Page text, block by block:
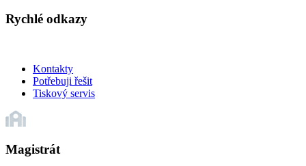
Rychlé odkazy
Kontakty
Potřebuji řešit
Tiskový servis
Magistrát